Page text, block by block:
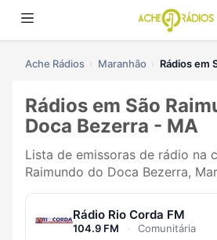
Ache Rádios Maranhão Rádios em
Rádios em São
Doca Bezerra - MA
Lista de emissoras de rádio na
Raimundo do Doca Bezerra,
Rádio Rio Corda FM
104.9 FM · Comunitária